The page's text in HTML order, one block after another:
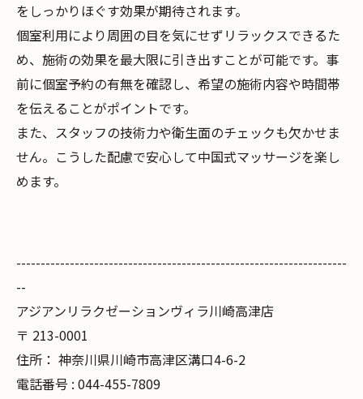
をしっかりほぐす効果が期待されます。
個室利用により周囲の目を気にせずリラックスできるた
め、施術の効果を最大限に引き出すことが可能です。事
前に個室予約の有無を確認し、希望の施術内容や時間帯
を伝えることがポイントです。
また、スタッフの技術力や衛生面のチェックも欠かせま
せん。こうした配慮で安心して中国式マッサージを楽し
めます。
--------------------------------------------------------------------
--
アジアンリラクゼーションヴィラ川崎高津店
〒 213-0001
住所： 神奈川県川崎市高津区溝口4-6-2
電話番号 : 044-455-7809